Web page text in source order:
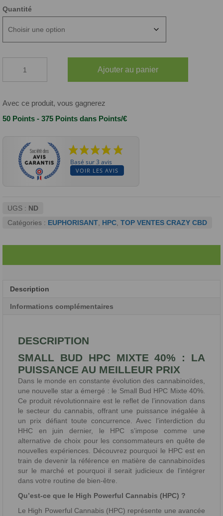
Quantité
SMALL
HPC
40%
Ajouter au panier
Avec ce produit, vous gagnerez
50 Points - 375 Points dans Points/€
Basé sur 3 avis
VOIR LES AVIS
UGS : ND
Catégories : EUPHORISANT HPC TOP VENTES CRAZY CBD
Description
Informations complémentaires
DESCRIPTION
SMALL BUD HPC MIXTE 40% : LA
PUISSANCE AU MEILLEUR PRIX
Dans le monde en constante évolution des cannabinoïdes,
une nouvelle star a émergé : le Small Bud HPC Mixte 40%.
Ce produit révolutionnaire est le reflet de l’innovation dans
le secteur du cannabis, offrant une puissance inégalée à
un prix défiant toute concurrence. Avec l’interdiction du
HHC en juin dernier, le HPC s’impose comme une
alternative de choix pour les consommateurs en quête de
nouvelles expériences. Découvrez pourquoi le HPC est en
train de devenir la référence en matière de cannabinoïdes
sur le marché et pourquoi il serait judicieux de l’intégrer
dans votre routine de bien-être.
Qu’est-ce que le High Powerful Cannabis (HPC) ?
Le High Powerful Cannabis (HPC) représente une avancée